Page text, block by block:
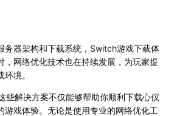
务器架构和下载系统，Switch游戏下载体
，网络优化技术也在持续发展，为玩家提
境。
些解决方案不仅能够帮助你顺利下载心仪
游戏体验。无论是使用专业的网络优化工